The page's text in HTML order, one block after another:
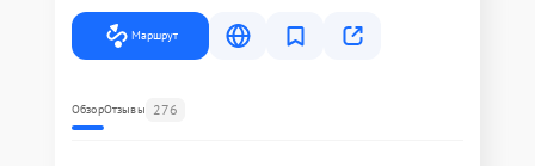
Маршрут
ОбзорОтзывы 276